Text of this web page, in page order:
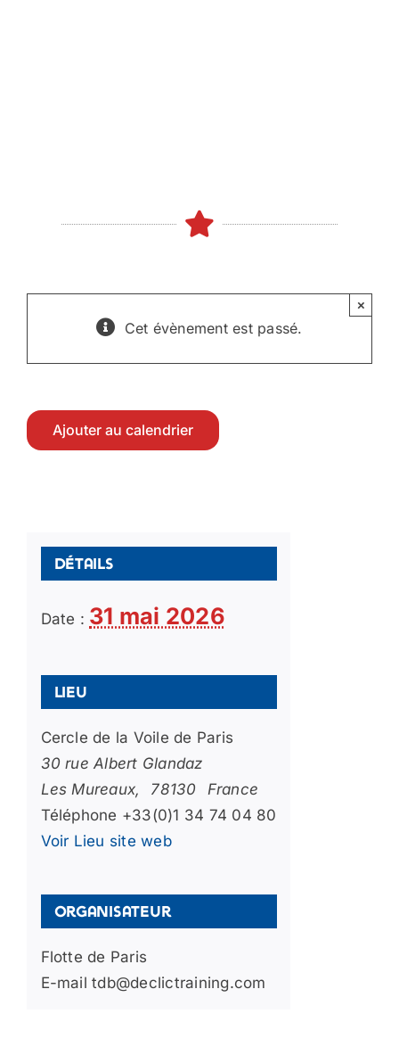
Cet évènement est passé.
×
Ajouter au calendrier
Détails
Date : 31 mai 2026
Lieu
Cercle de la Voile de Paris
30 rue Albert Glandaz
Les Mureaux, 78130
France
Téléphone +33(0)1 34 74 04 80
Voir Lieu site web
Organisateur
Flotte de Paris
E-mailtdb@declictraining.com